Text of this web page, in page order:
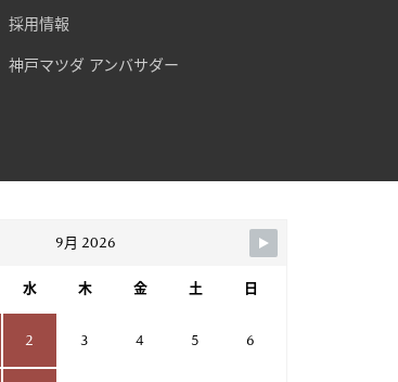
採用情報
神戸マツダ アンバサダー
9月 2026
水 木 金 土 日
2 3 4 5 6